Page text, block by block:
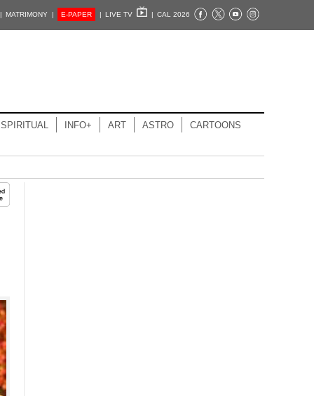
| MATRIMONY | E-PAPER | LIVE TV | CAL 2026
SPIRITUAL INFO+ ART ASTRO CARTOONS